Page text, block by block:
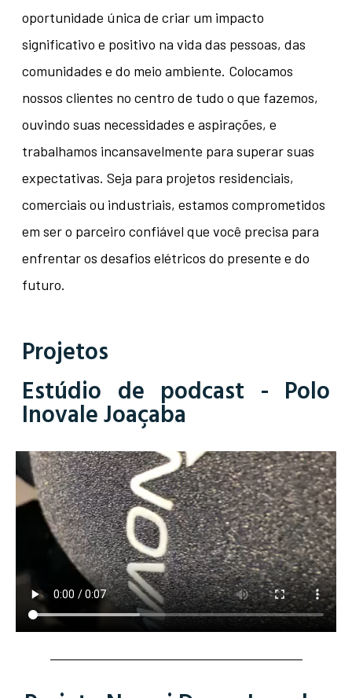
oportunidade única de criar um impacto
significativo e positivo na vida das pessoas, das
comunidades e do meio ambiente. Colocamos
nossos clientes no centro de tudo o que fazemos,
ouvindo suas necessidades e aspirações, e
trabalhamos incansavelmente para superar suas
expectativas. Seja para projetos residenciais,
comerciais ou industriais, estamos comprometidos
em ser o parceiro confiável que você precisa para
enfrentar os desafios elétricos do presente e do
futuro.
Projetos
Estúdio de podcast - Polo
Inovale Joaçaba